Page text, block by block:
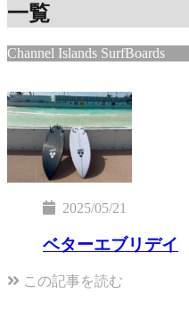
一覧
Channel Islands SurfBoards
2025/05/21
ベターエブリデイ
この記事を読む